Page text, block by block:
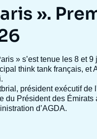
».
» s’est tenue les 8 et 9
think tank français, et
, président exécutif de
du Président des Émirats
d’AGDA.